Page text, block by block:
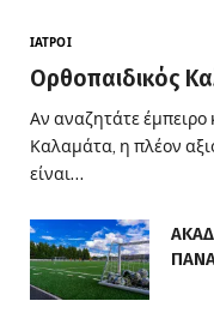
ΙΑΤΡΟΊ
Ορθοπαιδικός
Αν αναζητάτε έμπειρο
Καλαμάτα, η πλέον
είναι…